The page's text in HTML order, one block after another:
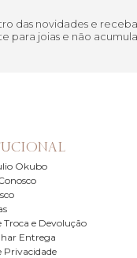
das novidades e
para joias e não
Okubo
Troca e Devolução
Entrega
Privacidade